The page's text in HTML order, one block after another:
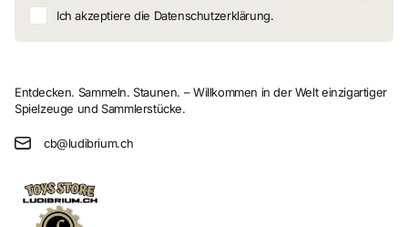
Ich akzeptiere die Datenschutzerklärung.
Entdecken. Sammeln. Staunen. – Willkommen in der Welt einzigartiger
Spielzeuge und Sammlerstücke.
cb@ludibrium.ch